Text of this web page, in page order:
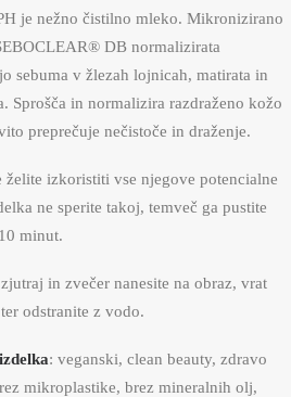
je nežno čistilno mleko. Mikronizirano
DB normalizirata
sebuma v žlezah lojnicah, matirata in
Sprošča in normalizira razdraženo kožo
preprečuje nečistoče in draženje.
želite izkoristiti vse njegove potencialne
ne sperite takoj, temveč ga pustite
minut.
in zvečer nanesite na obraz, vrat
odstranite z vodo.
: veganski, clean beauty, zdravo
mikroplastike, brez mineralnih olj,